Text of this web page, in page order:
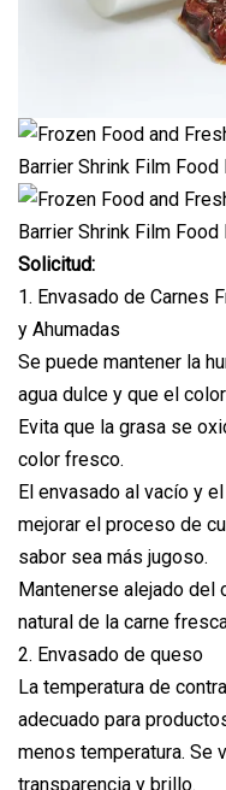
Solicitud:
1. Envasado de Carnes
y Ahumadas
Se puede mantener la
agua dulce y que el
Evita que la grasa se
color fresco.
El envasado al vacío y
mejorar el proceso de
sabor sea más jugoso.
Mantenerse alejado del
natural de la carne
2. Envasado de queso
La temperatura de
adecuado para
menos temperatura. Se
transparencia y brillo.